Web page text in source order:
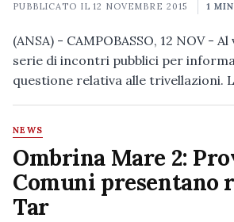
PUBBLICATO IL12 NOVEMBRE 2015 1 MIN
(ANSA) - CAMPOBASSO, 12 NOV -
serie di incontri pubblici per
questione relativa alle trivellazioni.
NEWS
Ombrina Mare 2:
Comuni presentano
Tar